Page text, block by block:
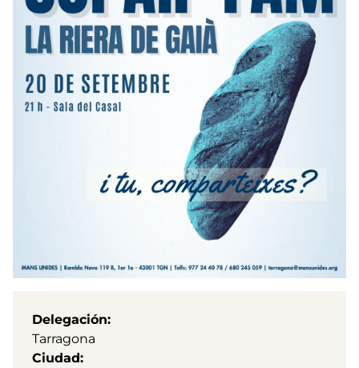
Delegación
Tarragona
Ciudad